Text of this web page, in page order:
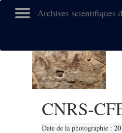
Archives scientifiques
CNRS-
Date de la photographie :